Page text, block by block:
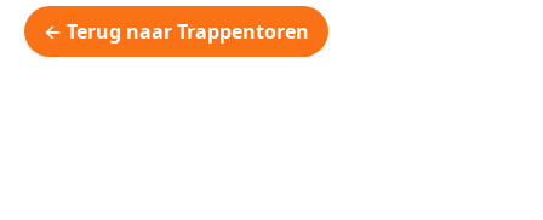
← Terug naar Trappentoren